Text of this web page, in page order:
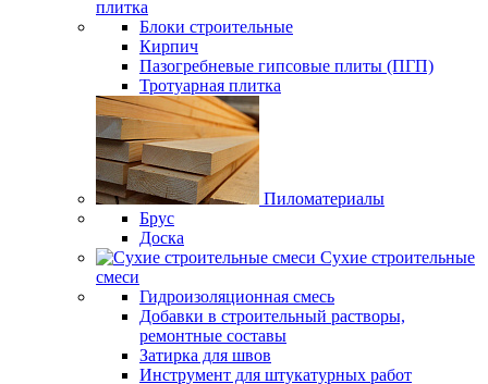
плитка
Блоки строительные
Кирпич
Пазогребневые гипсовые плиты (ПГП)
Тротуарная плитка
Пиломатериалы
Брус
Доска
Сухие строительные
смеси
Гидроизоляционная смесь
Добавки в строительный растворы,
ремонтные составы
Затирка для швов
Инструмент для штукатурных работ